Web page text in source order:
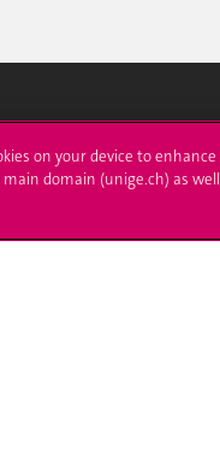
S'inscrire à
Immatriculations
Démarches administratives
on your device to
domain (unige.ch) as